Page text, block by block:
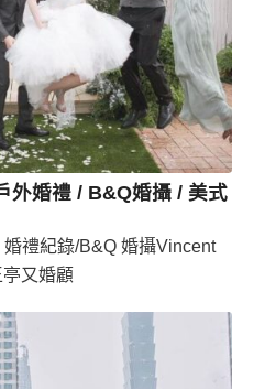
外婚禮 / B&Q婚攝 / 美式
禮紀錄/B&Q 婚攝Vincent
又婚顧